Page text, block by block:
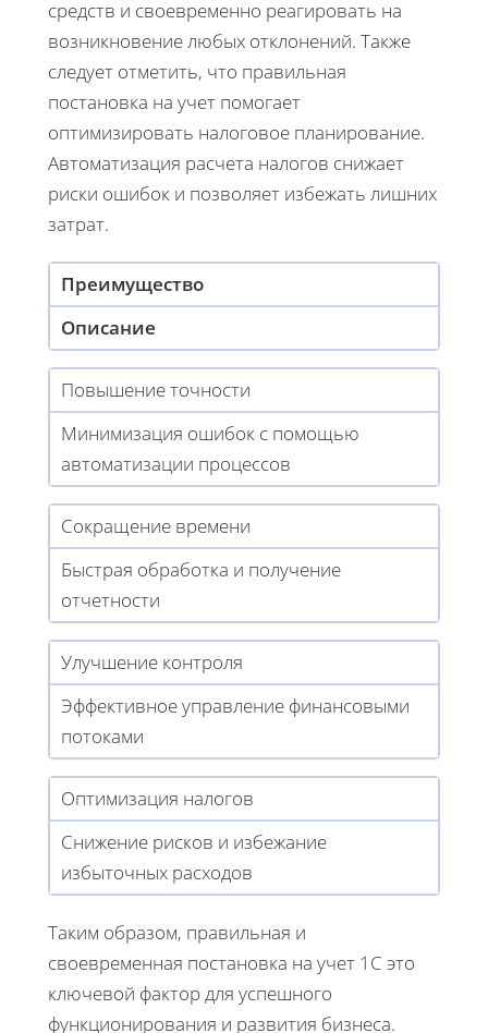
средств и своевременно реагировать на
возникновение любых отклонений. Также
следует отметить, что правильная
постановка на учет помогает
оптимизировать налоговое планирование.
Автоматизация расчета налогов снижает
риски ошибок и позволяет избежать лишних
затрат.
Преимущество
Описание
Повышение точности
Минимизация ошибок с помощью
автоматизации процессов
Сокращение времени
Быстрая обработка и получение
отчетности
Улучшение контроля
Эффективное управление финансовыми
потоками
Оптимизация налогов
Снижение рисков и избежание
избыточных расходов
Таким образом, правильная и
своевременная постановка на учет 1С это
ключевой фактор для успешного
функционирования и развития бизнеса.